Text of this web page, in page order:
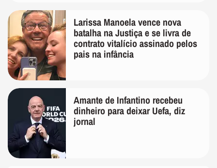
Larissa Manoela vence nova
batalha na Justiça e se livra de
contrato vitalício assinado pelos
pais na infância
Amante de Infantino recebeu
dinheiro para deixar Uefa, diz
jornal